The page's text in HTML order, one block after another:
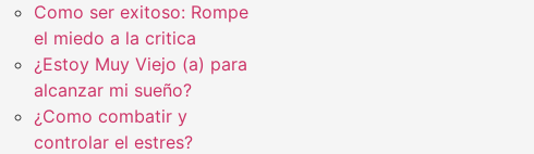
Como ser exitoso: Rompe
el miedo a la critica
¿Estoy Muy Viejo (a) para
alcanzar mi sueño?
¿Como combatir y
controlar el estres?